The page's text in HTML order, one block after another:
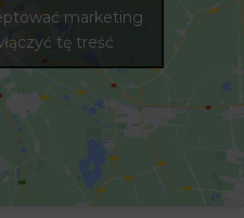
marketing
tę treść